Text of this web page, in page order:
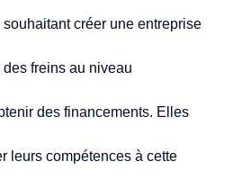
créer une entreprise
freins au niveau
des financements. Elles
leurs compétences à cette